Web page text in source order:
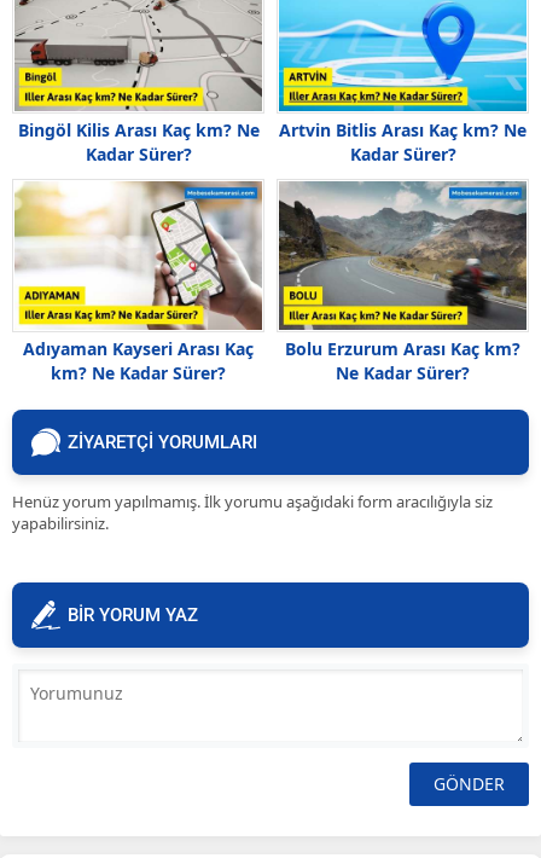
Bingöl Kilis Arası Kaç km? Ne
Kadar Sürer?
Artvin Bitlis Arası Kaç km? Ne
Kadar Sürer?
Adıyaman Kayseri Arası Kaç
km? Ne Kadar Sürer?
Bolu Erzurum Arası Kaç km?
Ne Kadar Sürer?
ZİYARETÇİ YORUMLARI
Henüz yorum yapılmamış. İlk yorumu aşağıdaki form aracılığıyla siz
yapabilirsiniz.
BİR YORUM YAZ